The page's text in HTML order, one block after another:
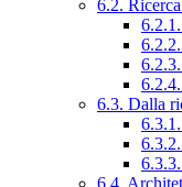
6.2.
6.3. Dalla
6.4.